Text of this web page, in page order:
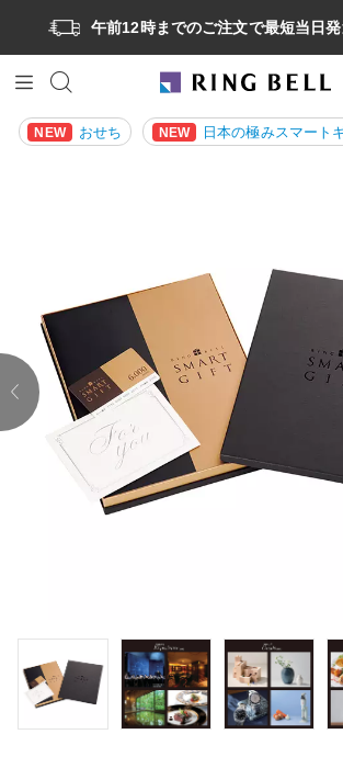
午前12時までのご注文で最短当日
NEW おせち NEW 日本の極みスマート
prev